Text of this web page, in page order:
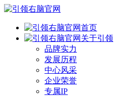
首页
关于引领
品牌实力
发展历程
中心风采
企业荣誉
专属IP